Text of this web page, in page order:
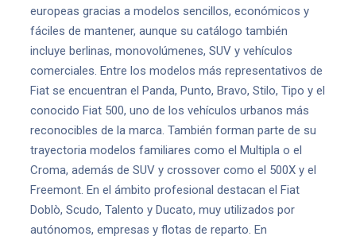
europeas gracias a modelos sencillos, económicos y
fáciles de mantener, aunque su catálogo también
incluye berlinas, monovolúmenes, SUV y vehículos
comerciales. Entre los modelos más representativos de
Fiat se encuentran el Panda, Punto, Bravo, Stilo, Tipo y el
conocido Fiat 500, uno de los vehículos urbanos más
reconocibles de la marca. También forman parte de su
trayectoria modelos familiares como el Multipla o el
Croma, además de SUV y crossover como el 500X y el
Freemont. En el ámbito profesional destacan el Fiat
Doblò, Scudo, Talento y Ducato, muy utilizados por
autónomos, empresas y flotas de reparto. En